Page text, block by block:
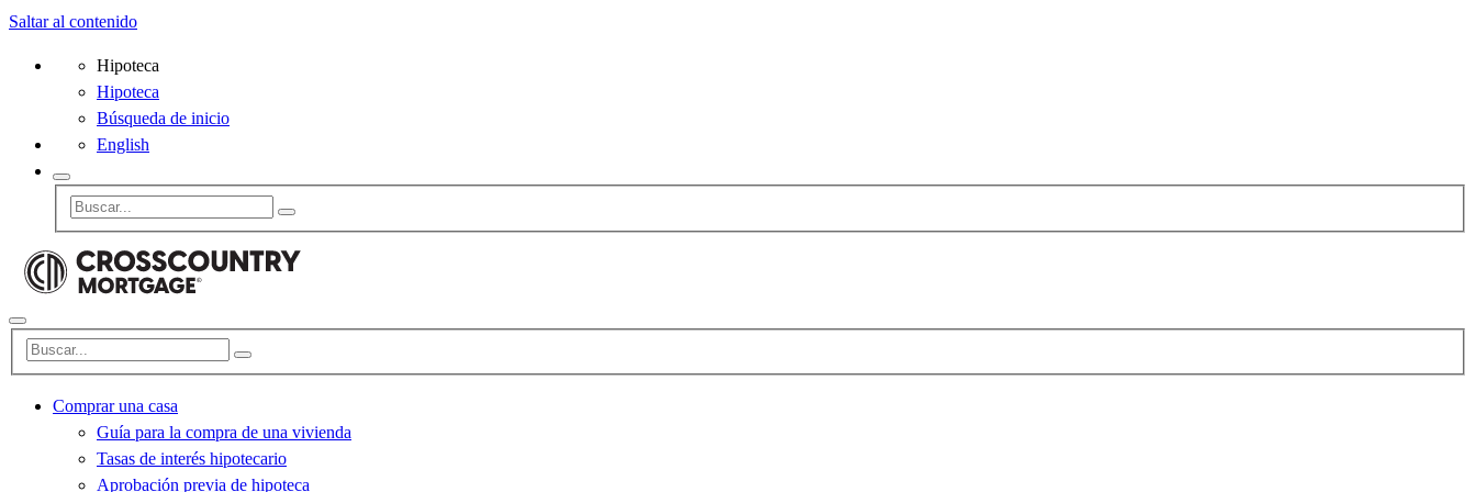
Saltar al contenido
Hipoteca
Hipoteca
Búsqueda de inicio
English
Comprar una casa
Guía para la compra de una vivienda
Tasas de interés hipotecario
Aprobación previa de hipoteca